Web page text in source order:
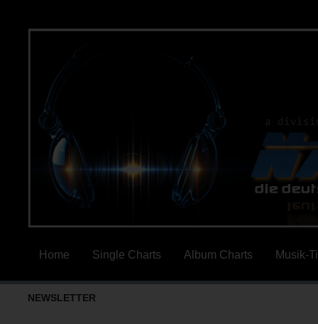
Home Single Charts Album Charts Musik-
NEWSLETTER